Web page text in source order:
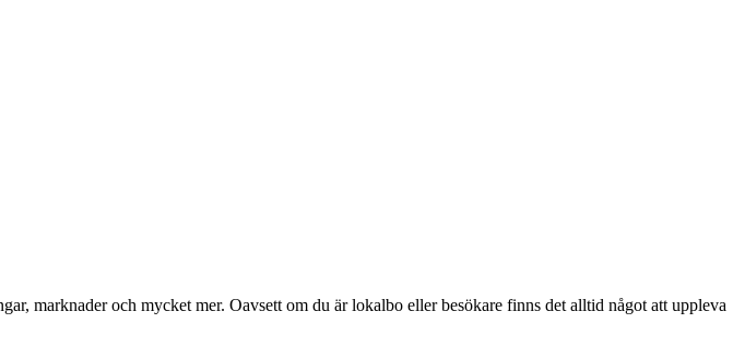
marknader och mycket mer. Oavsett om du är lokalbo eller besökare finns det alltid något att uppleva